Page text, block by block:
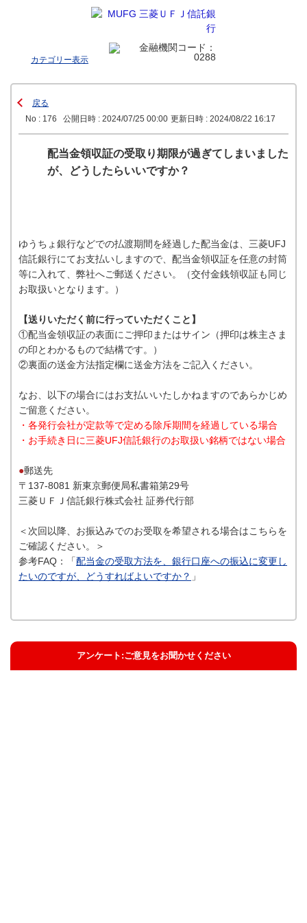
カテゴリー表示
戻る
No : 176
公開日時 : 2024/07/25 00:00 更新日時 : 2024/08/22 16:17
配当金領収証の受取り期限が過ぎてしまいました
が、どうしたらいいですか？
ゆうちょ銀行などでの払渡期間を経過した配当金は、三菱UFJ
信託銀行にてお支払いしますので、配当金領収証を任意の封筒
等に入れて、弊社へご郵送ください。（交付金銭領収証も同じ
お取扱いとなります。）
【送りいただく前に行っていただくこと】
①配当金領収証の表面にご押印またはサイン（押印は株主さま
の印とわかるもので結構です。）
②裏面の送金方法指定欄に送金方法をご記入ください。
なお、以下の場合にはお支払いいたしかねますのであらかじめ
ご留意ください。
・各発行会社が定款等で定める除斥期間を経過している場合
・お手続き日に三菱UFJ信託銀行のお取扱い銘柄ではない場合
●郵送先
〒137-8081 新東京郵便局私書箱第29号
三菱ＵＦＪ信託銀行株式会社 証券代行部
＜次回以降、お振込みでのお受取を希望される場合はこちらを
ご確認ください。＞
参考FAQ：「配当金の受取方法を、銀行口座への振込に変更し
たいのですが、どうすればよいですか？ 」
アンケート:ご意見をお聞かせください